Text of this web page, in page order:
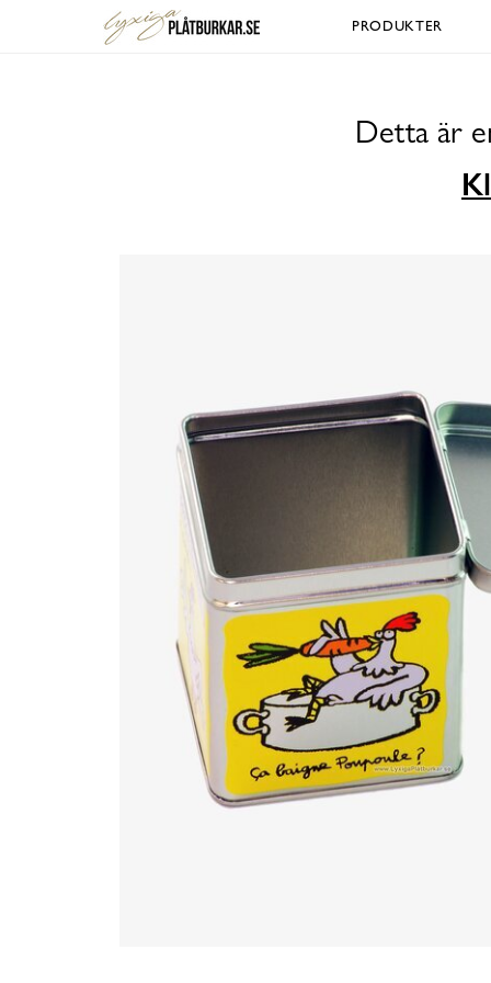
PRODUKTER
Detta är